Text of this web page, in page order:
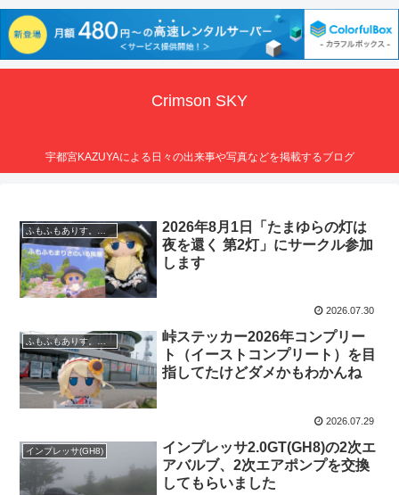
Crimson SKY
宇都宮KAZUYAによる日々の出来事や写真などを掲載するブログ
2026年8月1日「たまゆらの灯は
夜を還く 第2灯」にサークル参加
します
2026.07.30
ふもふもありす。のいる風景
峠ステッカー2026年コンプリー
ト（イーストコンプリート）を目
指してたけどダメかもわかんね
2026.07.29
インプレッサ(GH8)
インプレッサ2.0GT(GH8)の2次エ
アバルブ、2次エアポンプを交換
してもらいました